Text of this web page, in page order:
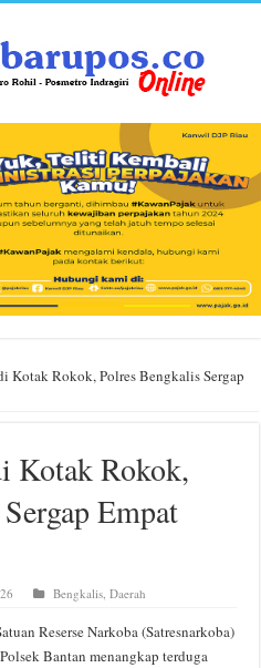
Kotak Rokok, Polres Bengkalis Sergap
Kotak Rokok,
Empat
Bengkalis ,Daerah
Reserse Narkoba (Satresnarkoba)
Bantan menangkap terduga